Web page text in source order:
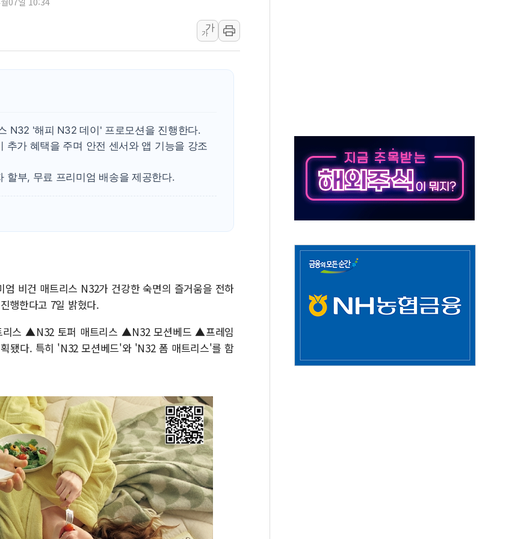
[종합] 美 7월 고용 2만3000명 감소 '쇼크'…9월 금리 인상 기대 후퇴
[사진] 이슬람 수니파 3개국, 공동방위협정 체결
뉴욕증시 개장 전 특징주...아틀라시안·클라우드플레어·태양광주↑ VS 트레이드데스크·웬디스↓
李 "해남 태양광, 대한민국 다음 100년 밑거름…수도권 집중 완화 전환점"
李 대통령, '6시간 마라톤 부동산 2차 회의' 주재… "전폭적 공급 확대·속도전 총력"
트럼프, 中 겨냥 폴리실리콘 관세 15% 부과…美 태양광주 급등
가
가
N32 '해피 N32 데이' 프로모션을 진행한다.
가 혜택을 주며 안전 센서와 앱 기능을 강조
할부, 무료 프리미엄 배송을 제공한다.
비건 매트리스 N32가 건강한 숙면의 즐거움을 전하
행한다고 7일 밝혔다.
스 ▲N32 토퍼 매트리스 ▲N32 모션베드 ▲프레임
됐다. 특히 'N32 모션베드'와 'N32 폼 매트리스'를 함